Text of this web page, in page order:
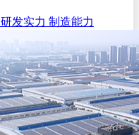
研发实力 制造能力